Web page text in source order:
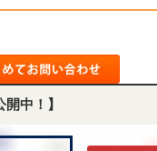
中！】